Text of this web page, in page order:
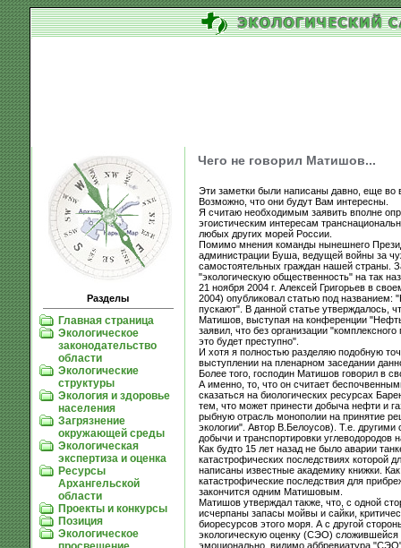
Разделы
Главная страница
Экологическое
законодательство
области
Экологические
структуры
Экология и здоровье
населения
Загрязнение
окружающей среды
Экологическая
экспертиза и оценка
Ресурсы
Архангельской
области
Проекты и конкурсы
Позиция
Экологическое
Чего не говорил Матишов...
Эти заметки были написаны давно, еще во
Возможно, что они будут Вам интересны.
Я считаю необходимым заявить вполне
эгоистическим интересам
любых других морей России.
Помимо мнения команды нынешнего
администрации Буша, ведущей войны за
самостоятельных граждан нашей страны.
"экологическую общественность" на так
21 ноября 2004 г. Алексей Григорьев в
2004) опубликовал статью под названием:
пускают". В данной статье утверждалось,
Матишов, выступая на конференции
заявил, что без организации
это будет преступно".
И хотя я полностью разделяю подобную
выступлении на пленарном заседании
Более того, господин Матишов говорил в
А именно, то, что он считает
сказаться на биологических ресурсах
тем, что может принести добыча нефти и
рыбную отрасль монополии на принятие
экологии". Автор В.Белоусов). Т.е.
добычи и транспортировки углеводородов
Как будто 15 лет назад не было аварии
катастрофических последствиях которой
написаны известные академику книжки.
катастрофические последствия для
закончится одним Матишовым.
Матишов утверждал также, что, с одной
исчерпаны запасы мойвы и сайки,
биоресурсов этого моря. А с другой
экологическую оценку (СЭО) сложившейся
эмоционально, видимо аббревиатура